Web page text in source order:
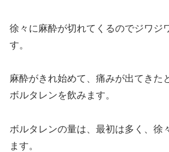
徐々に麻酔が切れてくるのでジワジ
す。
麻酔がきれ始めて、痛みが出てきた
ボルタレンを飲みます。
ボルタレンの量は、最初は多く、徐
ます。